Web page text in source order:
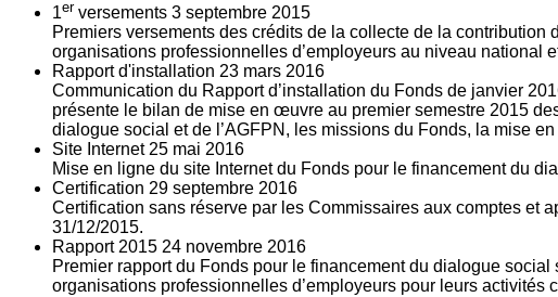
1er versements 3 septembre 2015
Premiers versements des crédits de la collecte de la
organisations professionnelles d’employeurs au niveau national
Rapport d'installation 23 mars 2016
Communication du Rapport d’installation du Fonds de janvier
présente le bilan de mise en œuvre au premier semestre 2015
dialogue social et de l’AGFPN, les missions du Fonds, la mise
Site Internet 25 mai 2016
Mise en ligne du site Internet du Fonds pour le financement du
Certification 29 septembre 2016
Certification sans réserve par les Commissaires aux comptes et
31/12/2015.
Rapport 2015 24 novembre 2016
Premier rapport du Fonds pour le financement du dialogue
organisations professionnelles d’employeurs pour leurs activités